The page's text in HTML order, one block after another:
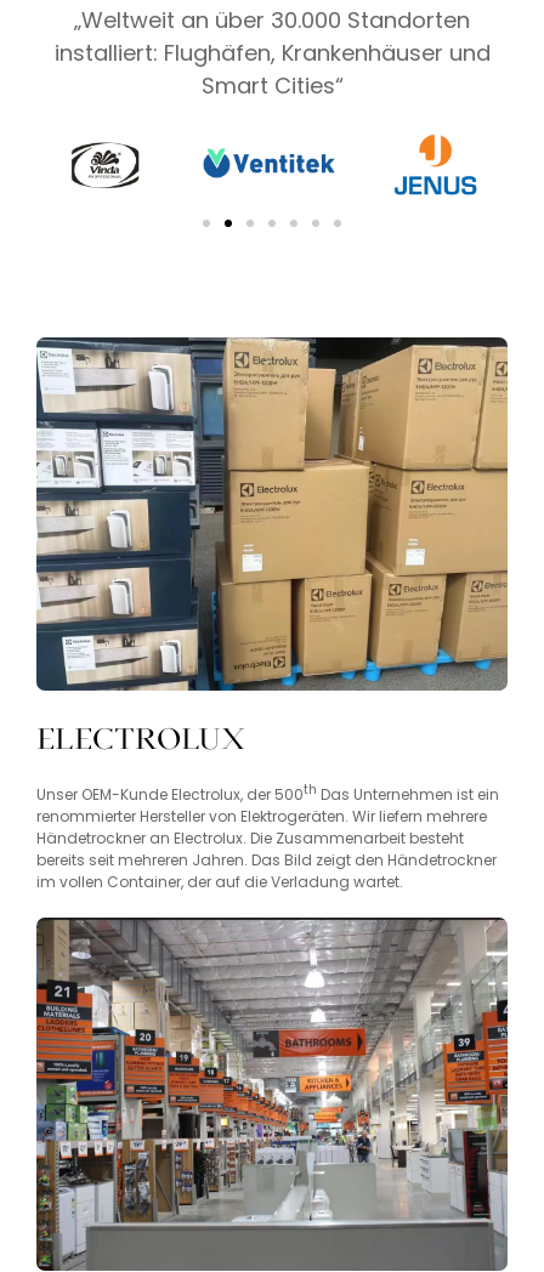
„Weltweit an über 30.000 Standorten
installiert: Flughäfen, Krankenhäuser und
Smart Cities“
Electrolux
Unser OEM-Kunde Electrolux, der 500th Das Unternehmen ist ein
renommierter Hersteller von Elektrogeräten. Wir liefern mehrere
Händetrockner an Electrolux. Die Zusammenarbeit besteht
bereits seit mehreren Jahren. Das Bild zeigt den Händetrockner
im vollen Container, der auf die Verladung wartet.